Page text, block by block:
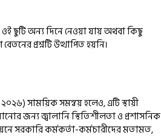
ছুটি অন্য দিনে নেওয়া যায় অথবা কিছু
প্রশ্নটি উত্থাপিত হয়নি।
সাময়িক সমন্বয় হলেও, এটি স্থায়ী
জন্য জ্বালানি স্থিতিশীলতা ও প্রশাসনিক
সরকারি কর্মকর্তা-কর্মচারীদের মতামত,